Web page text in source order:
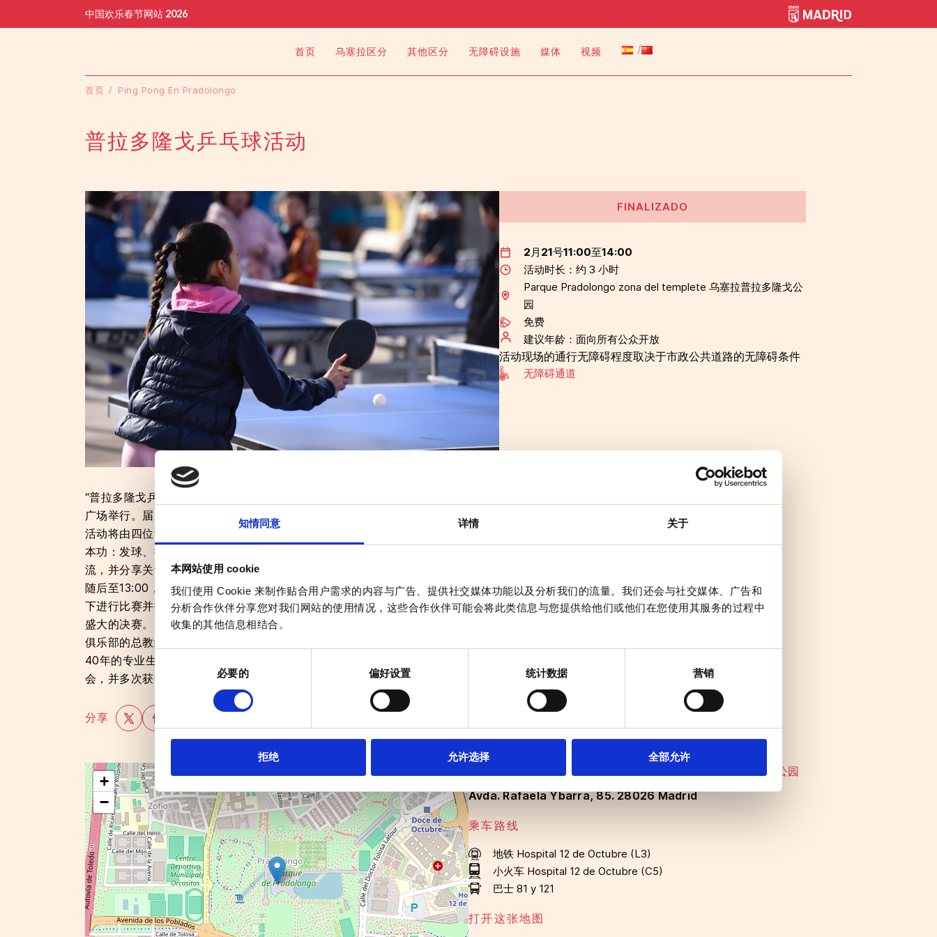
知情同意 详情 关于
本网站使用 cookie
我们使用 Cookie 来制作贴合用户需求的内容与广告、提供社交媒体功能以及分析我们的流量。我们还会与社交媒体、广告和
分析合作伙伴分享您对我们网站的使用情况，这些合作伙伴可能会将此类信息与您提供给他们或他们在您使用其服务的过程中
收集的其他信息相结合。
同
择
必要的 偏好设置 统计数据 营销
拒绝 允许选择 全部允许
中国欢乐春节网站 2026
首页 乌塞拉区分 其他区分 无障碍设施 媒体 视频
首页 Ping Pong En Pradolongo
普拉多隆戈乒乓球活动
“普拉多隆戈乒乓球活动”将于2月21号11:00至14:00在普拉多隆戈公园湖前的凉亭
广场举行。届时将现场设置三张乒乓球台供民众参与。
活动将由四位专业教练的演示和表演赛拉开帷幕，他们将向参与者介绍乒乓球的基
本功：发球、接发球、进攻与防守。通过近距离的互动体验，教练们将与观众交
流，并分享关于职业乒乓球以及中国——这一“乒乓球王国”的运动文化趣闻。
随后至13:00，将组织面向公众开放的迷你锦标赛，参与者可以在教练的直接指导
下进行比赛并提升球技。活动最后（13:00至14:00），将由32名志愿者参与一场
盛大的决赛。
俱乐部的总教练是现任西班牙国家乒乓球代表队主教练石伟东。石教练拥有超过
40年的专业生涯，曾率领西班牙队参加了2020年东京奥运会和2024年巴黎奥运
会，并多次获得西班牙锦标赛和联赛冠军，是西班牙乒乓球界最杰出的人物之一。
分享
FINALIZADO
2月21号11:00至14:00
活动时长：约 3 小时
Parque Pradolongo zona del templete 乌塞拉普拉多隆戈公
园
免费
建议年龄：面向所有公众开放
活动现场的通行无障碍程度取决于市政公共道路的无障碍条件
无障碍通道
+
−
Parque Pradolongo zona del templete 乌塞拉普拉多隆戈公园
Avda. Rafaela Ybarra, 85. 28026 Madrid
乘车路线
地铁 Hospital 12 de Octubre (L3)
小火车 Hospital 12 de Octubre (C5)
巴士 81 y 121
打开这张地图